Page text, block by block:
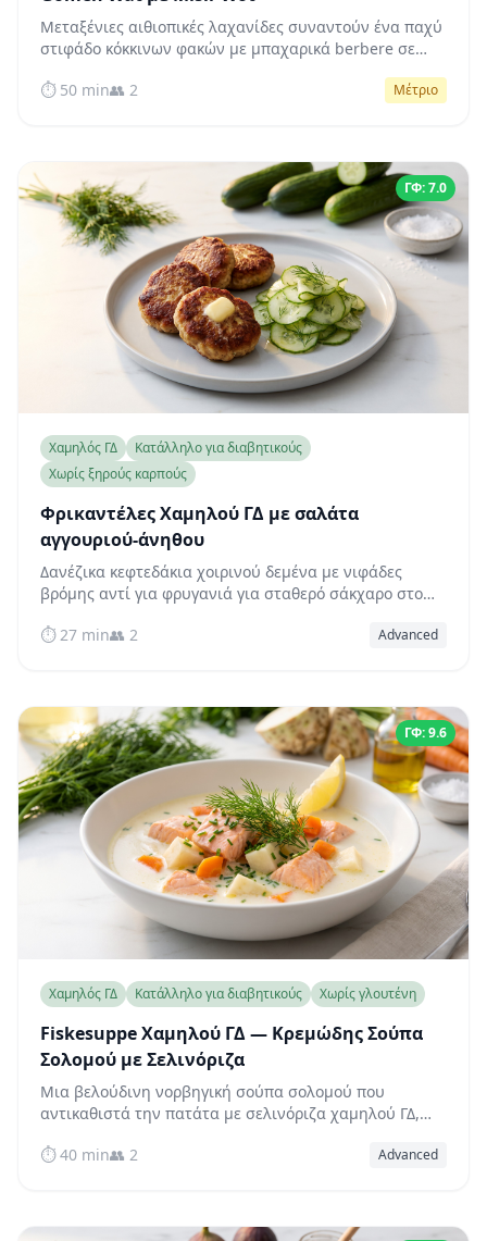
Μεταξένιες αιθιοπικές λαχανίδες συναντούν ένα παχύ
στιφάδο κόκκινων φακών με μπαχαρικά berbere σε
vegan πιάτο που σταθεροποιεί απαλά το σάκχαρο του
⏱️ 50 min👥 2 Μέτριο
ΓΦ: 7.0
Χαμηλός ΓΔ
Κατάλληλο για διαβητικούς
Χωρίς ξηρούς καρπούς
Φρικαντέλες Χαμηλού ΓΔ με σαλάτα
αγγουριού-άνηθου
Δανέζικα κεφτεδάκια χοιρινού δεμένα με νιφάδες
βρόμης αντί για φρυγανιά για σταθερό σάκχαρο στο
αγγουριού-άνηθου με πικάντικη βινεγκρέτ ξιδιού.
⏱️ 27 min👥 2 Advanced
ΓΦ: 9.6
Χαμηλός ΓΔ Κατάλληλο για διαβητικούς Χωρίς γλουτένη
Fiskesuppe Χαμηλού ΓΔ — Κρεμώδης Σούπα
Σολομού με Σελινόριζα
Μια βελούδινη νορβηγική σούπα σολομού που
αντικαθιστά την πατάτα με σελινόριζα χαμηλού ΓΔ,
στο αίμα — έτοιμη σε μόλις 40 λεπτά.
⏱️ 40 min👥 2 Advanced